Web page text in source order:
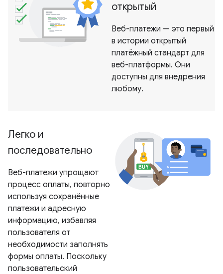
открытый
Веб-платежи — это первый
в истории открытый
платёжный стандарт для
веб-платформы. Они
доступны для внедрения
любому.
Легко и
последовательно
Веб-платежи упрощают
процесс оплаты, повторно
используя сохранённые
платежи и адресную
информацию, избавляя
пользователя от
необходимости заполнять
формы оплаты. Поскольку
пользовательский